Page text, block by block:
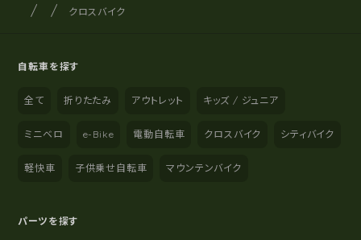
サイト内の現在地
サイクルショップナカゴヤ
クロスバイク
自転車を探す
全て 折りたたみ アウトレット キッズ / ジュニア
ミニベロ e-Bike 電動自転車 クロスバイク シティバイク
軽快車 子供乗せ自転車 マウンテンバイク
パーツを探す